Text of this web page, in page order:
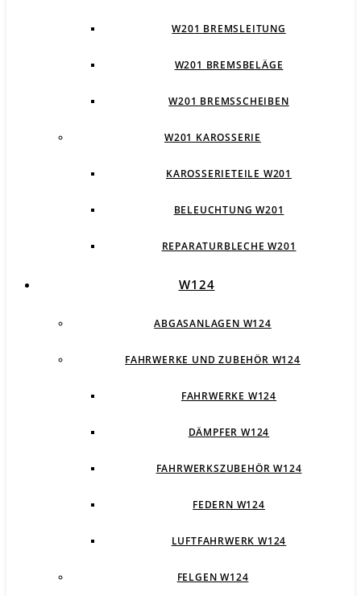
W201 BREMSLEITUNG
W201 BREMSBELÄGE
W201 BREMSSCHEIBEN
W201 KAROSSERIE
KAROSSERIETEILE W201
BELEUCHTUNG W201
REPARATURBLECHE W201
W124
ABGASANLAGEN W124
FAHRWERKE UND ZUBEHÖR W124
FAHRWERKE W124
DÄMPFER W124
FAHRWERKSZUBEHÖR W124
FEDERN W124
LUFTFAHRWERK W124
FELGEN W124